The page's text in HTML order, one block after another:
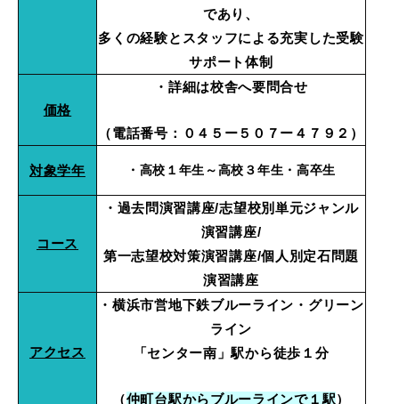
であり、
多くの経験とスタッフによる充実した受験
サポート体制
価格
・詳細は校舎へ要問合せ
（電話番号：０４５ー５０７ー４７９２）
対象学年 ・高校１年生～高校３年生・高卒生
コース
・過去問演習講座/志望校別単元ジャンル
演習講座/
第一志望校対策演習講座/個人別定石問題
演習講座
アクセス
・横浜市営地下鉄ブルーライン・グリーン
ライン
「センター南」駅から徒歩１分
（仲町台駅からブルーラインで１駅）